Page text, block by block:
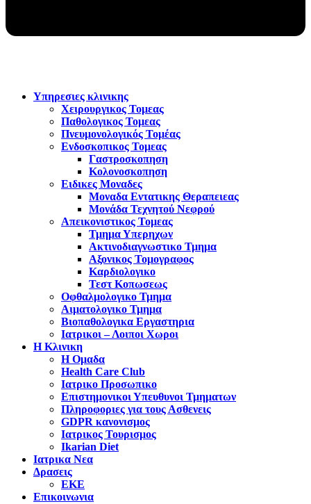
Υπηρεσιες κλινικης
Χειρουργικος Τομεας
Παθολογικος Τομεας
Πνευμονολογικός Τομέας
Ενδοσκοπικος Τομεας
Γαστροσκοπηση
Κολονοσκοπηση
Ειδικες Μοναδες
Μοναδα Εντατικης Θεραπειεας
Μονάδα Τεχνητού Νεφρού
Απεικονιστικος Τομεας
Τμημα Υπερηχων
Ακτινοδιαγνωστικο Τμημα
Αξονικος Τομογραφος
Καρδιολογικο
Τεστ Κοπωσεως
Οφθαλμολογικο Τμημα
Αιματολογικο Τμημα
Βιοπαθολογικα Εργαστηρια
Ιατρικοι – Λοιποι Χωροι
Η Κλινικη
Η Ομαδα
Health Care Club
Ιατρικο Προσωπικο
Επιστημονικοι Υπευθυνοι Τμηματων
Πληροφοριες για τους Ασθενεις
GDPR κανονισμος
Ιατρικος Τουρισμος
Ikarian Diet
Ιατρικα Νεα
Δρασεις
ΕΚΕ
Επικοινωνια